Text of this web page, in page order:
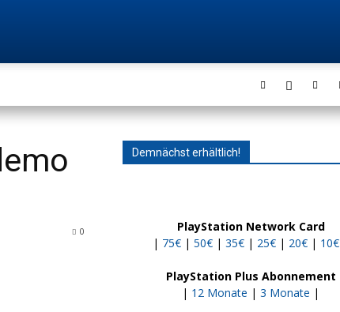
0
Demnächst erhältlich!
PlayStation Network Card
| 75€ | 50€ | 35€ | 25€ | 20€ | 10€
PlayStation Plus Abonnement
| 12 Monate | 3 Monate |